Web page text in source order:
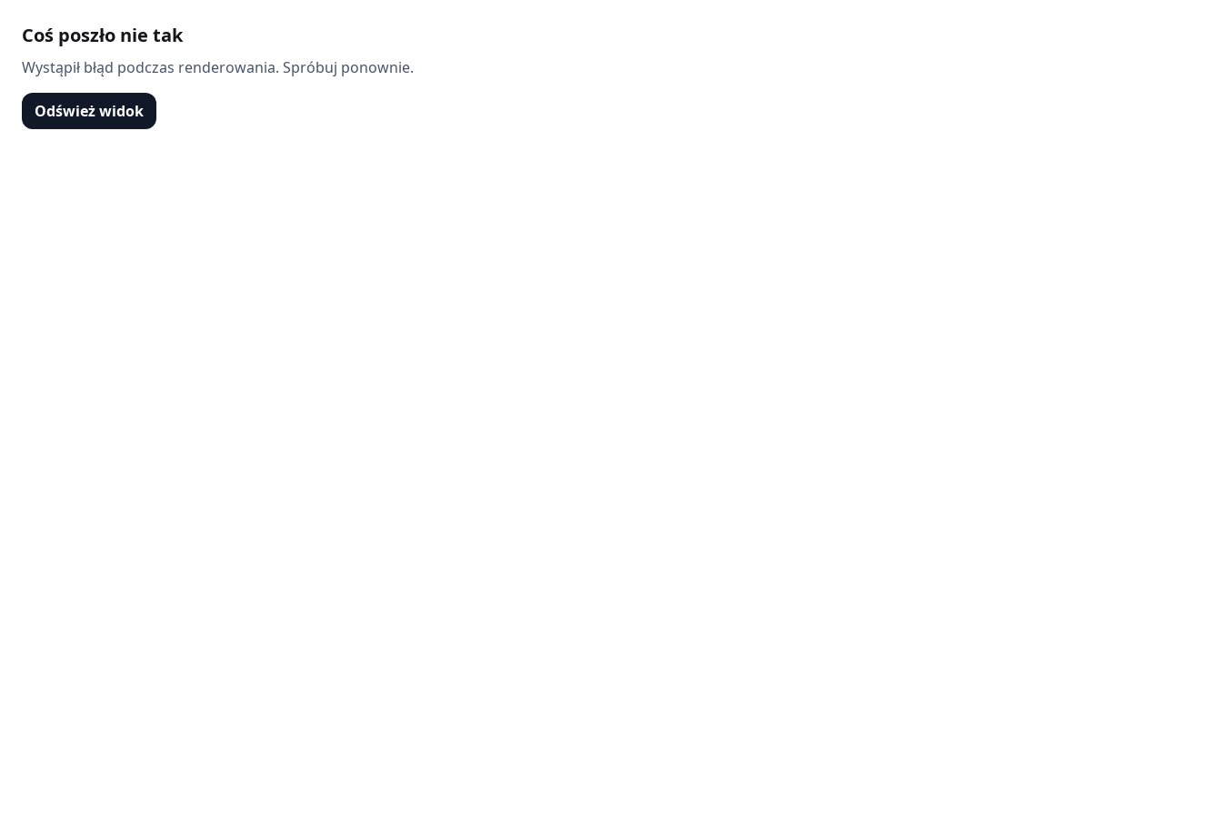
Coś poszło nie tak
Wystąpił błąd podczas renderowania. Spróbuj ponownie.
Odśwież widok